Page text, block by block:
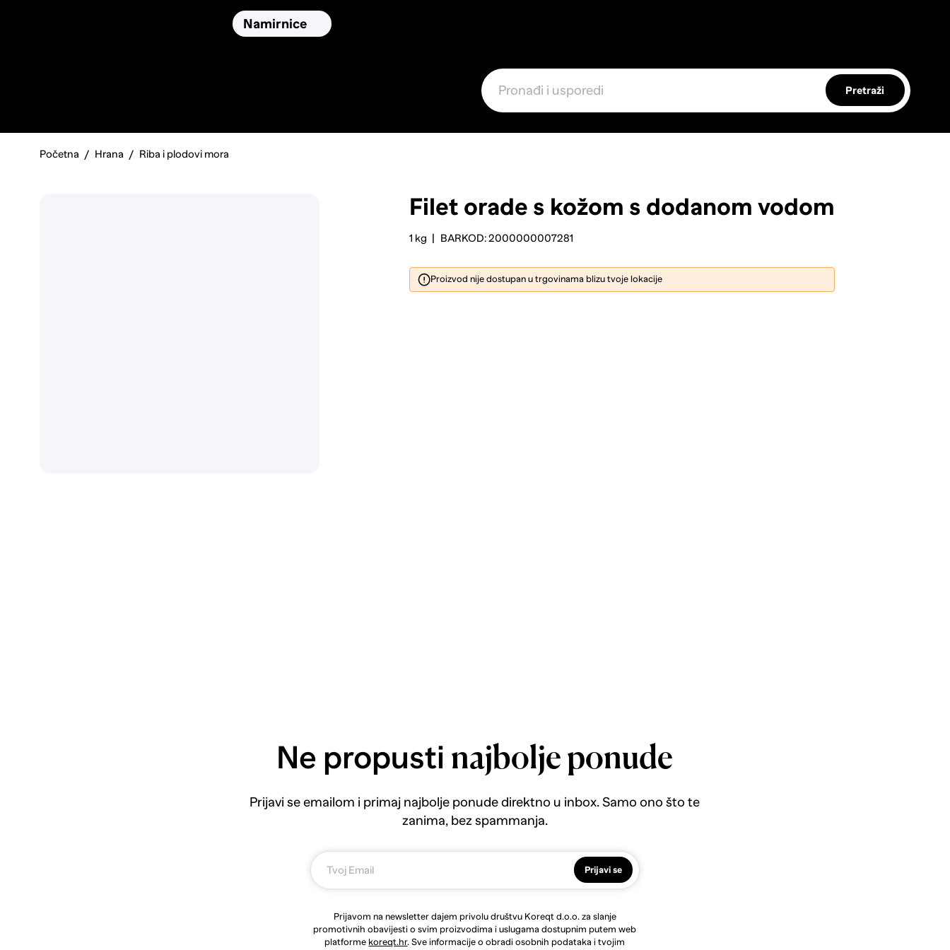
Namirnice
Pretraži
Početna Hrana Riba i plodovi mora
Filet orade s kožom s dodanom vodom
1 kg BARKOD: 2000000007281
Proizvod nije dostupan u trgovinama blizu tvoje lokacije
Ne propusti najbolje ponude
Prijavi se emailom i primaj najbolje ponude direktno u inbox. Samo ono što te
zanima, bez spammanja.
Prijavi se
Prijavom na newsletter dajem privolu društvu Koreqt d.o.o. za slanje
promotivnih obavijesti o svim proizvodima i uslugama dostupnim putem web
platforme koreqt.hr. Sve informacije o obradi osobnih podataka i tvojim